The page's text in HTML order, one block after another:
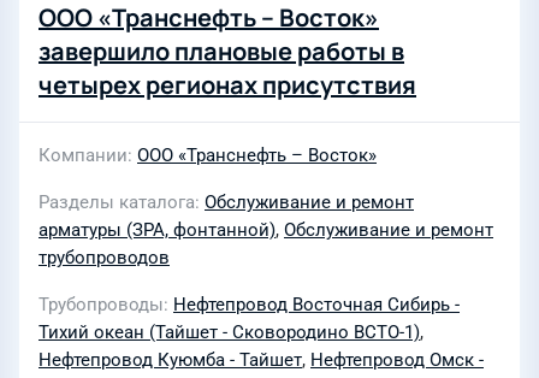
ООО «Транснефть – Восток»
завершило плановые работы в
четырех регионах присутствия
Компании ООО «Транснефть – Восток»
Разделы каталога Обслуживание и ремонт
арматуры (ЗРА, фонтанной), Обслуживание и ремонт
трубопроводов
Трубопроводы Нефтепровод Восточная Сибирь -
Тихий океан (Тайшет - Сковородино ВСТО-1),
Нефтепровод Куюмба - Тайшет, Нефтепровод Омск -